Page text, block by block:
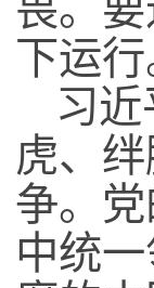
畏。
下运行
习
虎、
争。
中统